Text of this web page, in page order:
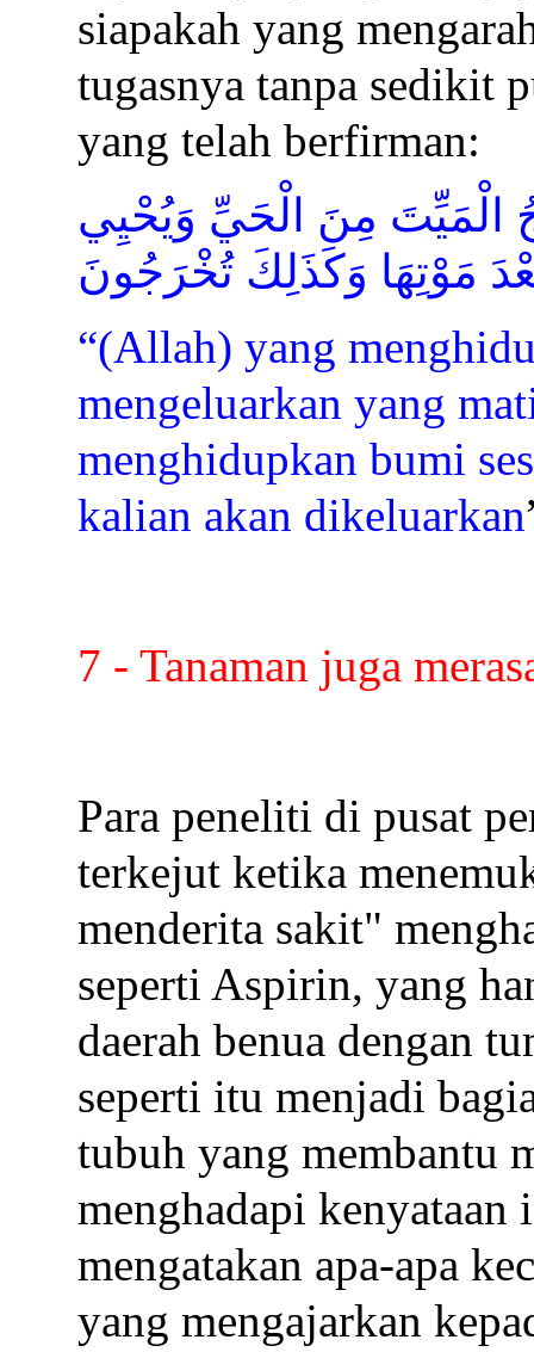
siapakah yang
tugasnya tanpa sedikit
yang telah berfirman:
الْمَيِّتَ مِنَ الْحَيِّ وَيُحْيِي
مَوْتِهَا وَكَذَلِكَ تُخْرَجُونَ
“(Allah) yang
mengeluarkan yang
menghidupkan bumi
kalian akan dikeluarkan
7 - Tanaman juga
Para peneliti di pusat
terkejut ketika
menderita sakit"
seperti Aspirin, yang
daerah benua dengan
seperti itu menjadi
tubuh yang membantu
menghadapi
mengatakan apa-apa
yang mengajarkan